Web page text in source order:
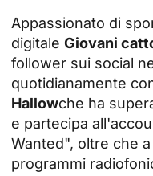
Appassionato di
digitale Giovani
follower sui social
quotidianamente
Hallowche ha
e partecipa
Wanted", oltre che
programmi